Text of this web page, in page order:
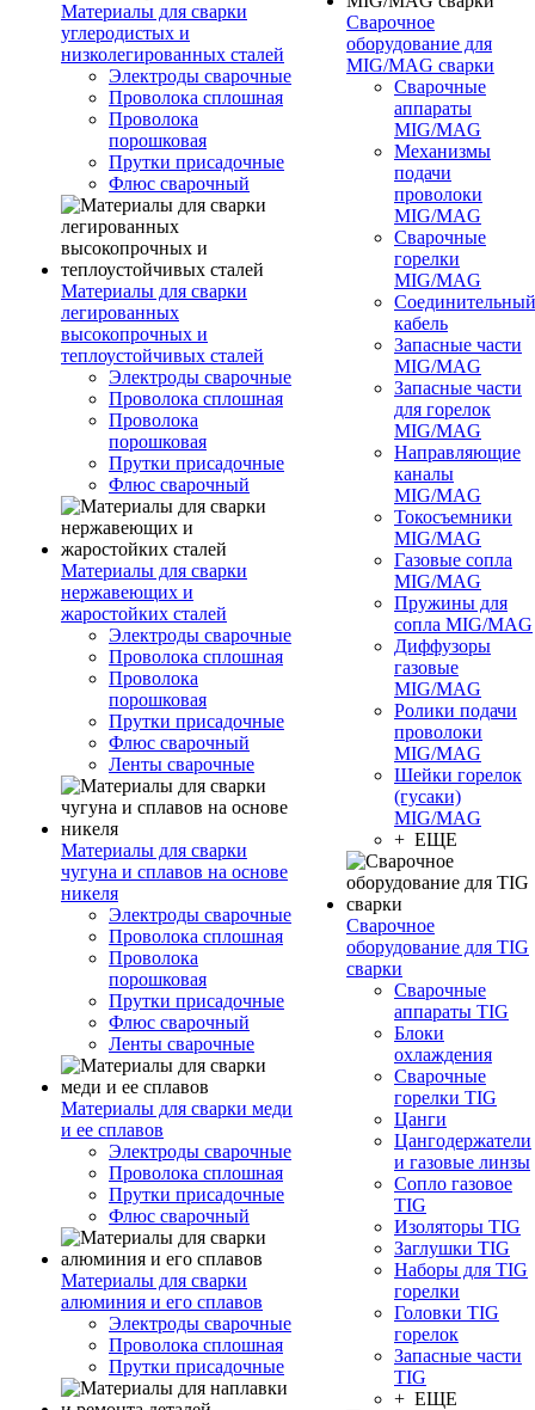
Материалы для сварки
углеродистых и
низколегированных сталей
Электроды сварочные
Проволока сплошная
Проволока
порошковая
Прутки присадочные
Флюс сварочный
Материалы для сварки
легированных
высокопрочных и
теплоустойчивых сталей
Электроды сварочные
Проволока сплошная
Проволока
порошковая
Прутки присадочные
Флюс сварочный
Материалы для сварки
нержавеющих и
жаростойких сталей
Электроды сварочные
Проволока сплошная
Проволока
порошковая
Прутки присадочные
Флюс сварочный
Ленты сварочные
Материалы для сварки
чугуна и сплавов на основе
никеля
Электроды сварочные
Проволока сплошная
Проволока
порошковая
Прутки присадочные
Флюс сварочный
Ленты сварочные
Материалы для сварки меди
и ее сплавов
Электроды сварочные
Проволока сплошная
Прутки присадочные
Флюс сварочный
Материалы для сварки
алюминия и его сплавов
Электроды сварочные
Проволока сплошная
Прутки присадочные
Сварочное
оборудование для
MIG/MAG сварки
Сварочные
аппараты
MIG/MAG
Механизмы
подачи
проволоки
MIG/MAG
Сварочные
горелки
MIG/MAG
Соединительный
кабель
Запасные части
MIG/MAG
Запасные части
для горелок
MIG/MAG
Направляющие
каналы
MIG/MAG
Токосъемники
MIG/MAG
Газовые сопла
MIG/MAG
Пружины для
сопла MIG/MAG
Диффузоры
газовые
MIG/MAG
Ролики подачи
проволоки
MIG/MAG
Шейки горелок
(гусаки)
MIG/MAG
+ ЕЩЕ
Сварочное
оборудование для TIG
сварки
Сварочные
аппараты TIG
Блоки
охлаждения
Сварочные
горелки TIG
Цанги
Цангодержатели
и газовые линзы
Сопло газовое
TIG
Изоляторы TIG
Заглушки TIG
Наборы для TIG
горелки
Головки TIG
горелок
Запасные части
TIG
+ ЕЩЕ